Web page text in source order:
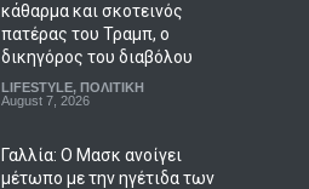
κάθαρμα και σκοτεινός
πατέρας του Τραμπ, ο
δικηγόρος του διαβόλου
LIFESTYLE, ΠΟΛΙΤΙΚΗ
August 7, 2026
Γαλλία: Ο Μασκ ανοίγει
μέτωπο με την ηγέτιδα των